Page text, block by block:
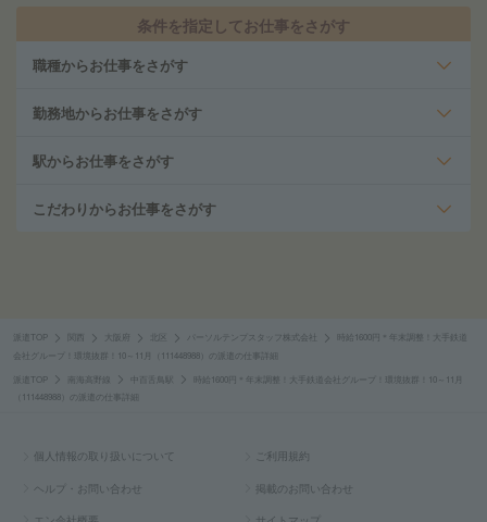
条件を指定してお仕事をさがす
職種からお仕事をさがす
勤務地からお仕事をさがす
駅からお仕事をさがす
こだわりからお仕事をさがす
派遣TOP 大阪府 北区 パーソルテンプスタッフ株式会社
時給1600円＊年末調整！大手鉄道
会社グループ！環境抜群！10～11月（111448988）の派遣の仕事詳細
派遣TOP 南海高野線 中百舌鳥駅
時給1600円＊年末調整！大手鉄道会社グループ！環境抜群！10～11月
（111448988）の派遣の仕事詳細
個人情報の取り扱いについて ご利用規約
ヘルプ・お問い合わせ 掲載のお問い合わせ